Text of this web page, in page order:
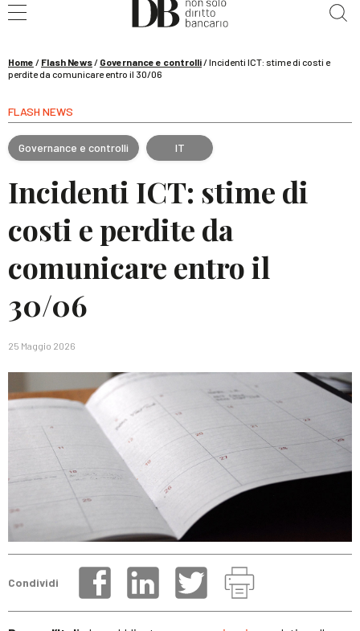
WEBINAR / 17 settembre
La governance dell’Intelligenza Artificiale
Home / Flash News/ Governance e controlli/Incidenti ICT: stime di costi e
perdite da comunicare entro il 30/06
FLASH NEWS
Governance e controlli IT
Incidenti ICT: stime di
costi e perdite da
comunicare entro il
30/06
25 Maggio 2026
Condividi